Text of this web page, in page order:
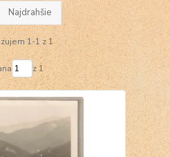
Najdrahšie
1-1 z 1
z 1